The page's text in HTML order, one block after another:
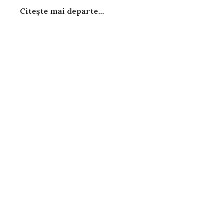
Citește mai departe...